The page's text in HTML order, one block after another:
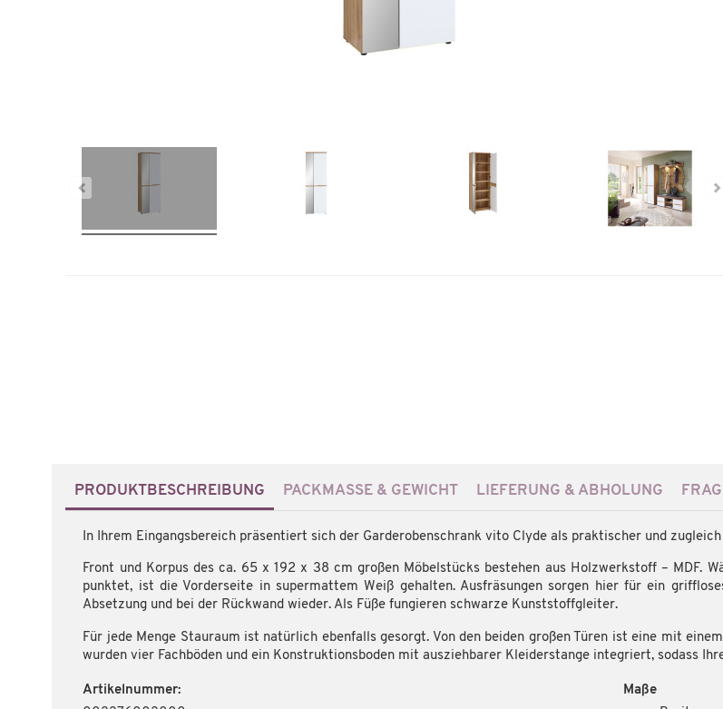
PRODUKTBESCHREIBUNG PACKMASSE & GEWICHT LIEFERUNG & ABHOLUNG
In Ihrem Eingangsbereich präsentiert sich der Garderobenschrank vito Clyde als praktischer und
Front und Korpus des ca. 65 x 192 x 38 cm großen Möbelstücks bestehen aus Holzwerkstoff – MDF.
punktet, ist die Vorderseite in supermattem Weiß gehalten. Ausfräsungen sorgen hier für ein
Absetzung und bei der Rückwand wieder. Als Füße fungieren schwarze Kunststoffgleiter.
Für jede Menge Stauraum ist natürlich ebenfalls gesorgt. Von den beiden großen Türen ist eine mit
wurden vier Fachböden und ein Konstruktionsboden mit ausziehbarer Kleiderstange integriert, sodass
Artikelnummer:
Maße